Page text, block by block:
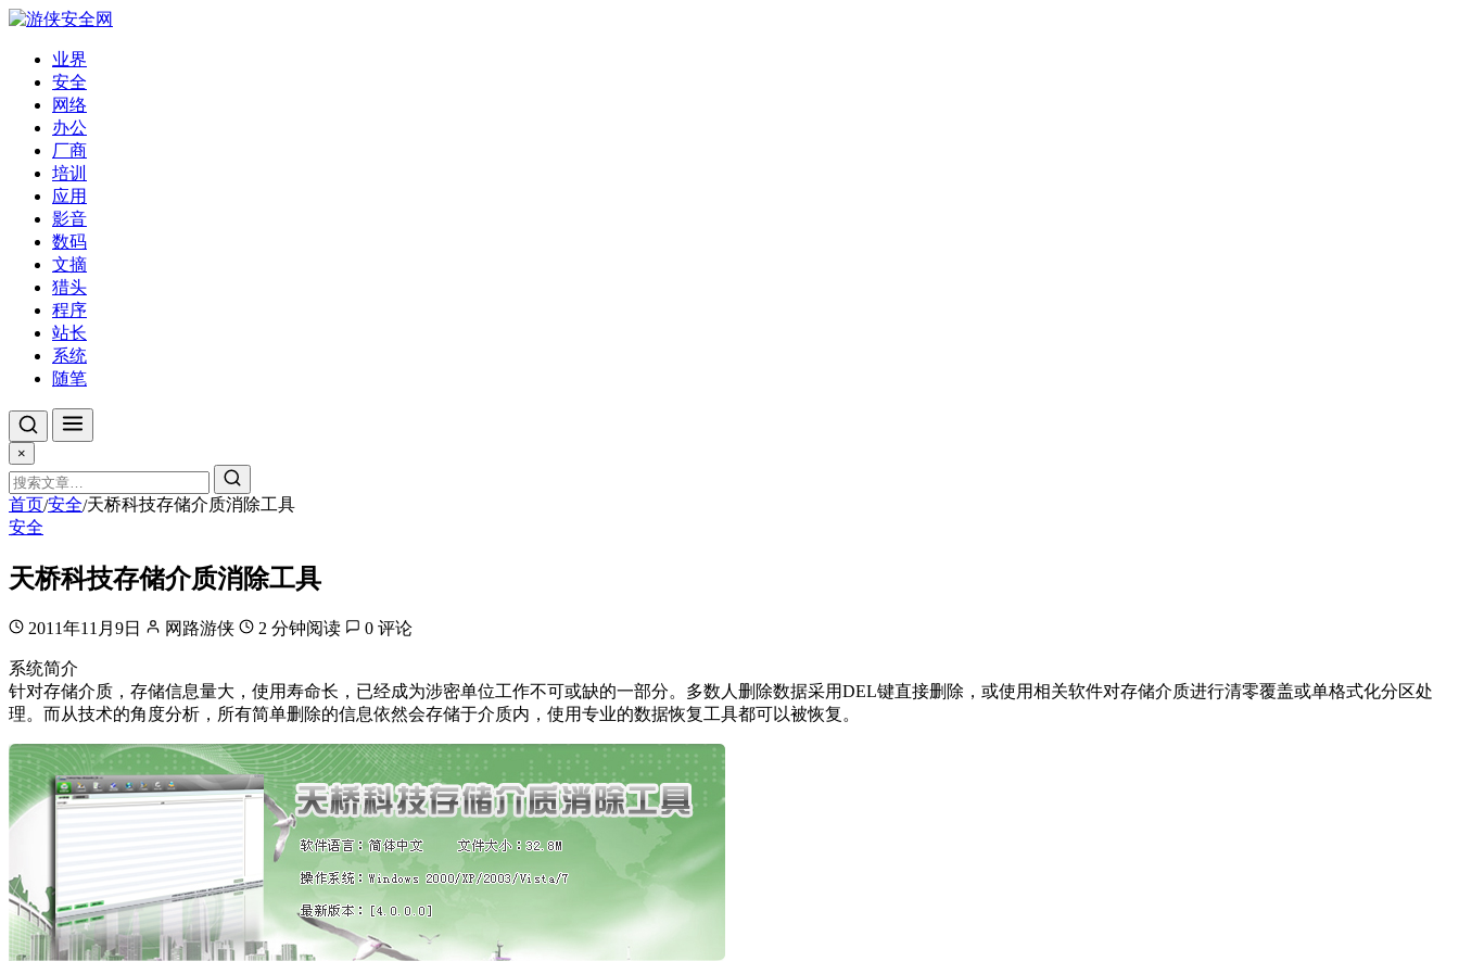
业界
安全
网络
办公
厂商
培训
应用
影音
数码
文摘
猎头
程序
站长
系统
随笔
×
首页/安全/天桥科技存储介质消除工具
安全
天桥科技存储介质消除工具
2011年11月9日 网路游侠 2 分钟阅读 0 评论
系统简介
针对存储介质，存储信息量大，使用寿命长，已经成为涉密单位工作不可或缺的一部分。多数人删除数据采用DEL键直接删除，或使用相关软件对存储介质进行清零覆盖或单格式化分区处
理。而从技术的角度分析，所有简单删除的信息依然会存储于介质内，使用专业的数据恢复工具都可以被恢复。